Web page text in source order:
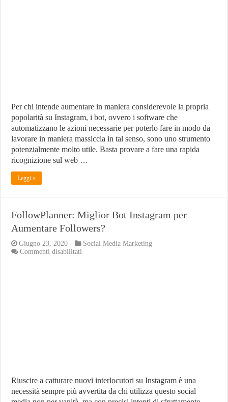
Per chi intende aumentare in maniera considerevole la propria
popolarità su Instagram, i bot, ovvero i software che
automatizzano le azioni necessarie per poterlo fare in modo da
lavorare in maniera massiccia in tal senso, sono uno strumento
potenzialmente molto utile. Basta provare a fare una rapida
ricognizione sul web …
Leggi »
FollowPlanner: Miglior Bot Instagram per
Aumentare Followers?
Giugno 23, 2020
Social Media Marketing
Commenti disabilitati
Riuscire a catturare nuovi interlocutori su Instagram è una
necessità sempre più avvertita da chi utilizza questo social